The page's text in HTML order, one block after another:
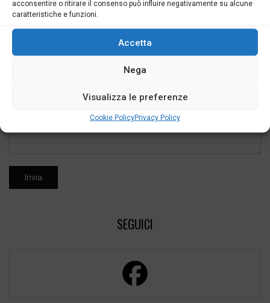
acconsentire o ritirare il consenso può influire negativamente su alcune
caratteristiche e funzioni.
Accetta
Nega
Visualizza le preferenze
Cookie PolicyPrivacy Policy
SEGUICI